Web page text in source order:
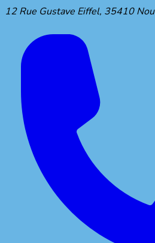
12 Rue Gustave Eiffel, 35410